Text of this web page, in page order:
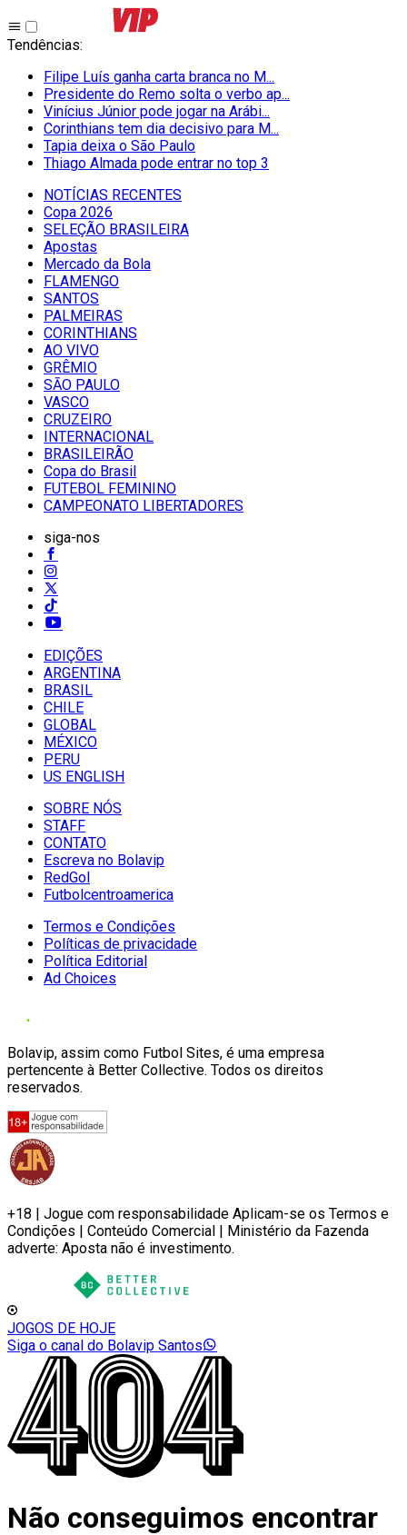
Tendências:
Filipe Luís ganha carta branca no M...
Presidente do Remo solta o verbo ap...
Vinícius Júnior pode jogar na Arábi...
Corinthians tem dia decisivo para M...
Tapia deixa o São Paulo
Thiago Almada pode entrar no top 3
NOTÍCIAS RECENTES
Copa 2026
SELEÇÃO BRASILEIRA
Apostas
Mercado da Bola
FLAMENGO
SANTOS
PALMEIRAS
CORINTHIANS
AO VIVO
GRÊMIO
SĀO PAULO
VASCO
CRUZEIRO
INTERNACIONAL
BRASILEIRÃO
Copa do Brasil
FUTEBOL FEMININO
CAMPEONATO LIBERTADORES
siga-nos
EDIÇÕES
ARGENTINA
BRASIL
CHILE
GLOBAL
MÉXICO
PERU
US ENGLISH
SOBRE NÓS
STAFF
CONTATO
Escreva no Bolavip
RedGol
Futbolcentroamerica
Termos e Condições
Políticas de privacidade
Política Editorial
Ad Choices
Bolavip, assim como Futbol Sites, é uma empresa
pertencente à Better Collective. Todos os direitos
reservados.
+18 | Jogue com responsabilidade Aplicam-se os Termos e
Condições | Conteúdo Comercial | Ministério da Fazenda
adverte: Aposta não é investimento.
JOGOS DE HOJE
Siga o canal do Bolavip Santos
Não conseguimos encontrar